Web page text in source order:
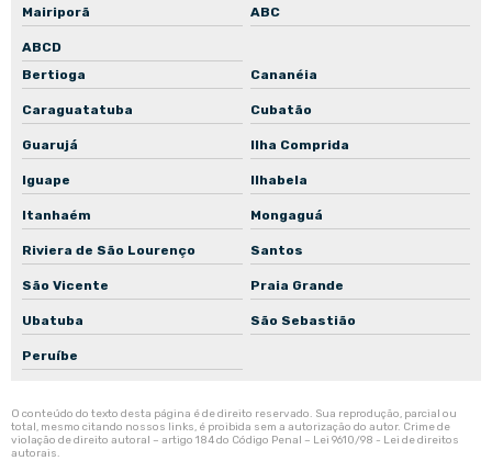
Mairiporã ABC
ABCD
Bertioga
Cananéia
Caraguatatuba Cubatão
Guarujá Ilha Comprida
Iguape Ilhabela
Itanhaém Mongaguá
Riviera de São Lourenço Santos
São Vicente Praia Grande
Ubatuba São Sebastião
Peruíbe
O conteúdo do texto desta página é de direito reservado. Sua reprodução, parcial ou
total, mesmo citando nossos links, é proibida sem a autorização do autor. Crime de
violação de direito autoral – artigo 184 do Código Penal – Lei 9610/98 - Lei de direitos
autorais.